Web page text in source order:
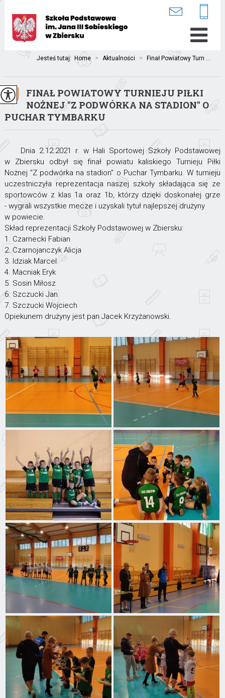
Jesteś tutaj: Home > Aktualności > Finał Powiatowy Turn ...
FINAŁ POWIATOWY TURNIEJU PIŁKI
NOŻNEJ ''Z PODWÓRKA NA STADION'' O
PUCHAR TYMBARKU
Dnia 2.12.2021 r. w Hali Sportowej Szkoły Podstawowej
w Zbiersku odbył się finał powiatu kaliskiego Turnieju Piłki
Nożnej "Z podwórka na stadion" o Puchar Tymbarku. W turnieju
uczestniczyła reprezentacja naszej szkoły składająca się ze
sportowców z klas 1a oraz 1b, którzy dzięki doskonałej grze
- wygrali wszystkie mecze i uzyskali tytuł najlepszej drużyny
w powiecie.
Skład reprezentacji Szkoły Podstawowej w Zbiersku:
1. Czarnecki Fabian
2. Czarnojanczyk Alicja
3. Idziak Marcel
4. Macniak Eryk
5. Sosin Miłosz
6. Szczucki Jan
7. Szczucki Wojciech
Opiekunem drużyny jest pan Jacek Krzyżanowski.